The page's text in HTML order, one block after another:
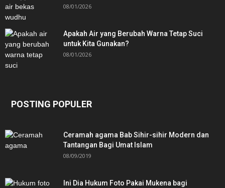
08/01/2026
Apakah Air yang Berubah Warna Tetap Suci
untuk Kita Gunakan?
08/01/2026
POSTING POPULER
Ceramah agama Bab Sihir-sihir Modern dan
Tantangan Bagi Umat Islam
08/09/2019
Ini Dia Hukum Foto Pakai Mukena bagi